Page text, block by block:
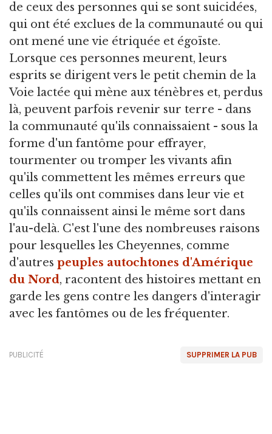
de ceux des personnes qui se sont suicidées,
qui ont été exclues de la communauté ou qui
ont mené une vie étriquée et égoïste.
Lorsque ces personnes meurent, leurs
esprits se dirigent vers le petit chemin de la
Voie lactée qui mène aux ténèbres et, perdus
là, peuvent parfois revenir sur terre - dans
la communauté qu'ils connaissaient - sous la
forme d'un fantôme pour effrayer,
tourmenter ou tromper les vivants afin
qu'ils commettent les mêmes erreurs que
celles qu'ils ont commises dans leur vie et
qu'ils connaissent ainsi le même sort dans
l'au-delà. C'est l'une des nombreuses raisons
pour lesquelles les Cheyennes, comme
d'autres peuples autochtones d'Amérique
du Nord, racontent des histoires mettant en
garde les gens contre les dangers d'interagir
avec les fantômes ou de les fréquenter.
SUPPRIMER LA PUB
PUBLICITÉ